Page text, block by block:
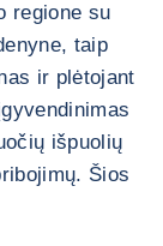
regione su
taip
ir plėtojant
išpuolių
Šios